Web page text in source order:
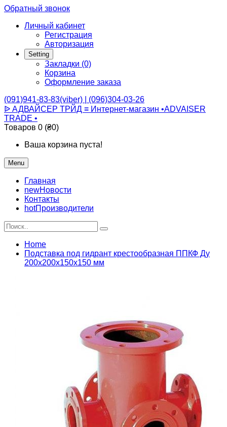
Обратный звонок
Личный кабинет
Регистрация
Авторизация
Setting
Закладки (0)
Корзина
Оформление заказа
(091)941-83-83(viber) | (096)304-03-26
ᐉ АДВАЙСЕР ТРЙД ≡ Интернет-магазин •ADVAISER
TRADE •
Товаров 0 (₴0)
Ваша корзина пуста!
Menu
Главная
newНовости
Контакты
hotПроизводители
Home
Подставка под гидрант крестообразная ППКФ Ду
200х200х150х150 мм